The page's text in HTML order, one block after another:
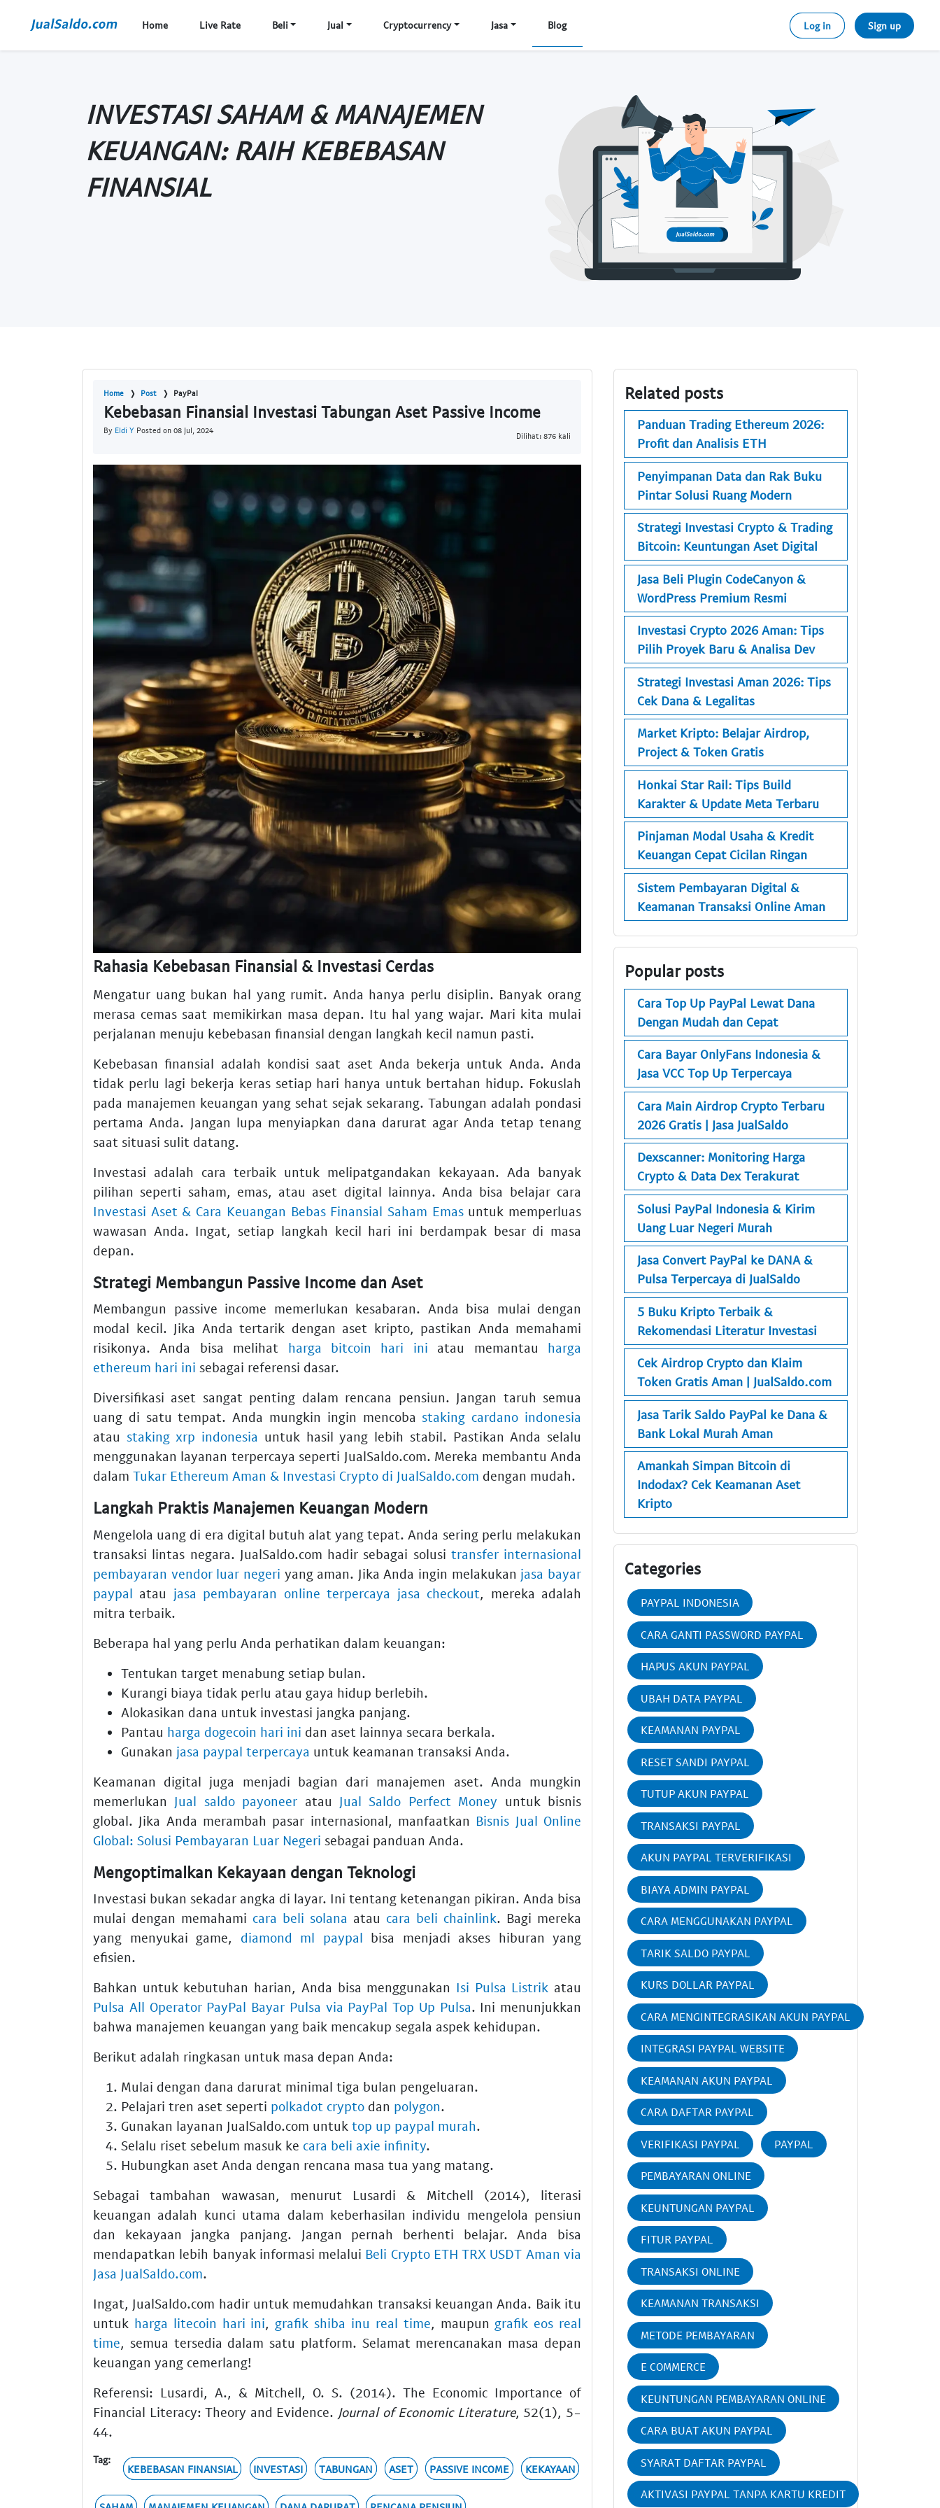
Home Live Rate Beli Jual Cryptocurrency Jasa Blog Log in Sign up
INVESTASI SAHAM & MANAJEMEN
KEUANGAN: RAIH KEBEBASAN
FINANSIAL
Home Post PayPal
Kebebasan Finansial Investasi Tabungan Aset Passive Income
By Eldi Y Posted on 08 Jul, 2024
Dilihat: 876 kali
Rahasia Kebebasan Finansial & Investasi Cerdas
Mengatur uang bukan hal yang rumit. Anda hanya perlu disiplin. Banyak orang
merasa cemas saat memikirkan masa depan. Itu hal yang wajar. Mari kita mulai
perjalanan menuju kebebasan finansial dengan langkah kecil namun pasti.
Kebebasan finansial adalah kondisi saat aset Anda bekerja untuk Anda. Anda
tidak perlu lagi bekerja keras setiap hari hanya untuk bertahan hidup. Fokuslah
pada manajemen keuangan yang sehat sejak sekarang. Tabungan adalah pondasi
pertama Anda. Jangan lupa menyiapkan dana darurat agar Anda tetap tenang
saat situasi sulit datang.
Investasi adalah cara terbaik untuk melipatgandakan kekayaan. Ada banyak
pilihan seperti saham, emas, atau aset digital lainnya. Anda bisa belajar cara
Investasi Aset & Cara Keuangan Bebas Finansial Saham Emasuntuk memperluas
wawasan Anda. Ingat, setiap langkah kecil hari ini berdampak besar di masa
depan.
Strategi Membangun Passive Income dan Aset
Membangun passive income memerlukan kesabaran. Anda bisa mulai dengan
modal kecil. Jika Anda tertarik dengan aset kripto, pastikan Anda memahami
risikonya. Anda bisa melihat harga bitcoin hari ini atau memantau harga
ethereum hari ini sebagai referensi dasar.
Diversifikasi aset sangat penting dalam rencana pensiun. Jangan taruh semua
uang di satu tempat. Anda mungkin ingin mencobastaking cardano indonesia
atau staking xrp indonesia untuk hasil yang lebih stabil. Pastikan Anda selalu
menggunakan layanan terpercaya seperti JualSaldo.com. Mereka membantu Anda
dalam Tukar Ethereum Aman & Investasi Crypto di JualSaldo.com dengan mudah.
Langkah Praktis Manajemen Keuangan Modern
Mengelola uang di era digital butuh alat yang tepat. Anda sering perlu melakukan
transaksi lintas negara. JualSaldo.com hadir sebagai solusi transfer internasional
pembayaran vendor luar negeri yang aman. Jika Anda ingin melakukan jasa bayar
paypal atau jasa pembayaran online terpercaya jasa checkout, mereka adalah
mitra terbaik.
Beberapa hal yang perlu Anda perhatikan dalam keuangan:
Tentukan target menabung setiap bulan.
Kurangi biaya tidak perlu atau gaya hidup berlebih.
Alokasikan dana untuk investasi jangka panjang.
Pantau harga dogecoin hari ini dan aset lainnya secara berkala.
Gunakan jasa paypal terpercaya untuk keamanan transaksi Anda.
Keamanan digital juga menjadi bagian dari manajemen aset. Anda mungkin
memerlukan Jual saldo payoneer atau Jual Saldo Perfect Money untuk bisnis
global. Jika Anda merambah pasar internasional, manfaatkan Bisnis Jual Online
Global: Solusi Pembayaran Luar Negeri sebagai panduan Anda.
Mengoptimalkan Kekayaan dengan Teknologi
Investasi bukan sekadar angka di layar. Ini tentang ketenangan pikiran. Anda bisa
mulai dengan memahami cara beli solana atau cara beli chainlink. Bagi mereka
yang menyukai game, diamond ml paypal bisa menjadi akses hiburan yang
efisien.
Bahkan untuk kebutuhan harian, Anda bisa menggunakan Isi Pulsa Listrik atau
Pulsa All Operator PayPal Bayar Pulsa via PayPal Top Up Pulsa. Ini menunjukkan
bahwa manajemen keuangan yang baik mencakup segala aspek kehidupan.
Berikut adalah ringkasan untuk masa depan Anda:
Mulai dengan dana darurat minimal tiga bulan pengeluaran.
Pelajari tren aset seperti polkadot crypto dan polygon.
Gunakan layanan JualSaldo.com untuk top up paypal murah.
Selalu riset sebelum masuk ke cara beli axie infinity.
Hubungkan aset Anda dengan rencana masa tua yang matang.
Sebagai tambahan wawasan, menurut Lusardi & Mitchell (2014), literasi
keuangan adalah kunci utama dalam keberhasilan individu mengelola pensiun
dan kekayaan jangka panjang. Jangan pernah berhenti belajar. Anda bisa
mendapatkan lebih banyak informasi melalui Beli Crypto ETH TRX USDT Aman via
Jasa JualSaldo.com.
Ingat, JualSaldo.com hadir untuk memudahkan transaksi keuangan Anda. Baik itu
untuk harga litecoin hari ini, grafik shiba inu real time, maupun grafik eos real
time, semua tersedia dalam satu platform. Selamat merencanakan masa depan
keuangan yang cemerlang!
Referensi: Lusardi, A., & Mitchell, O. S. (2014). The Economic Importance of
Financial Literacy: Theory and Evidence. Journal of Economic Literature, 52(1), 5-
44.
Tag:
KEBEBASAN FINANSIAL INVESTASI TABUNGAN ASET PASSIVE INCOME KEKAYAAN
Related posts
Panduan Trading Ethereum 2026:
Profit dan Analisis ETH
Penyimpanan Data dan Rak Buku
Pintar Solusi Ruang Modern
Strategi Investasi Crypto & Trading
Bitcoin: Keuntungan Aset Digital
Jasa Beli Plugin CodeCanyon &
WordPress Premium Resmi
Investasi Crypto 2026 Aman: Tips
Pilih Proyek Baru & Analisa Dev
Strategi Investasi Aman 2026: Tips
Cek Dana & Legalitas
Market Kripto: Belajar Airdrop,
Project & Token Gratis
Honkai Star Rail: Tips Build
Karakter & Update Meta Terbaru
Pinjaman Modal Usaha & Kredit
Keuangan Cepat Cicilan Ringan
Sistem Pembayaran Digital &
Keamanan Transaksi Online Aman
Popular posts
Cara Top Up PayPal Lewat Dana
Dengan Mudah dan Cepat
Cara Bayar OnlyFans Indonesia &
Jasa VCC Top Up Terpercaya
Cara Main Airdrop Crypto Terbaru
2026 Gratis | Jasa JualSaldo
Dexscanner: Monitoring Harga
Crypto & Data Dex Terakurat
Solusi PayPal Indonesia & Kirim
Uang Luar Negeri Murah
Jasa Convert PayPal ke DANA &
Pulsa Terpercaya di JualSaldo
5 Buku Kripto Terbaik &
Rekomendasi Literatur Investasi
Cek Airdrop Crypto dan Klaim
Token Gratis Aman | JualSaldo.com
Jasa Tarik Saldo PayPal ke Dana &
Bank Lokal Murah Aman
Amankah Simpan Bitcoin di
Indodax? Cek Keamanan Aset
Kripto
Categories
PAYPAL INDONESIA
CARA GANTI PASSWORD PAYPAL
HAPUS AKUN PAYPAL
UBAH DATA PAYPAL
KEAMANAN PAYPAL
RESET SANDI PAYPAL
TUTUP AKUN PAYPAL
TRANSAKSI PAYPAL
AKUN PAYPAL TERVERIFIKASI
BIAYA ADMIN PAYPAL
CARA MENGGUNAKAN PAYPAL
TARIK SALDO PAYPAL
KURS DOLLAR PAYPAL
CARA MENGINTEGRASIKAN AKUN PAYPAL
INTEGRASI PAYPAL WEBSITE
KEAMANAN AKUN PAYPAL
CARA DAFTAR PAYPAL
VERIFIKASI PAYPAL PAYPAL
PEMBAYARAN ONLINE
KEUNTUNGAN PAYPAL
FITUR PAYPAL
TRANSAKSI ONLINE
KEAMANAN TRANSAKSI
METODE PEMBAYARAN
E COMMERCE
KEUNTUNGAN PEMBAYARAN ONLINE
CARA BUAT AKUN PAYPAL
SYARAT DAFTAR PAYPAL
AKTIVASI PAYPAL TANPA KARTU KREDIT